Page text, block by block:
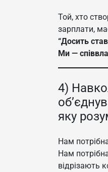
Той, хто
зарплати,
“Досить
Ми —
4)
яку
Нам
Нам
відрізають